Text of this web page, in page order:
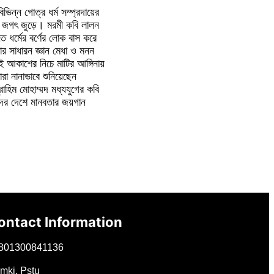
গোত্র ধর্ম সম্প্রদায়ের
জুড়ে। মরমী কবি লালন
ধর্মের বর্ণের লোক বাস করে
জ্ঞান মেধা ও মনন
নিচে মাটির আঙ্গিনায়
শুনিয়েছেন
মোহাম্মদ মধ্যযুগের কবি
দেশে মানবতার জয়গান
Information
Pstu